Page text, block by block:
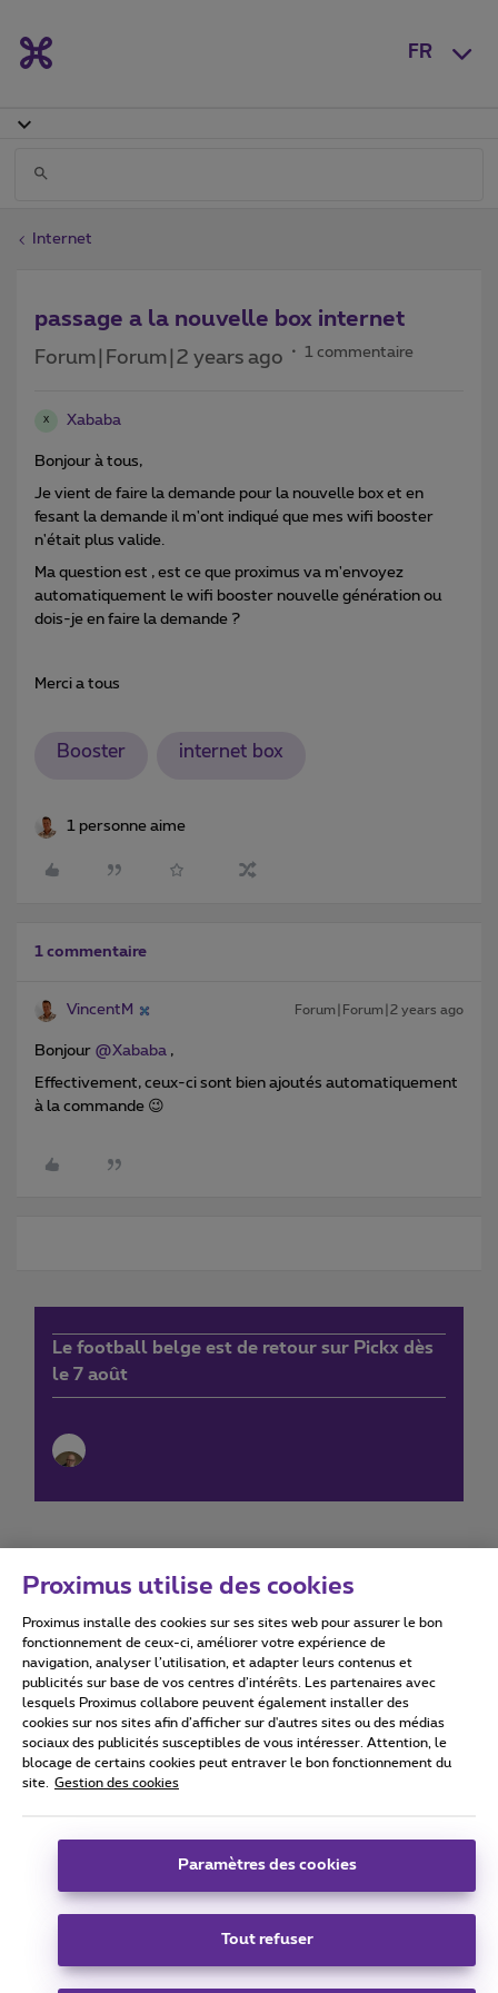
FR
Internet
passage a la nouvelle box internet
Forum|Forum|2 years ago 1 commentaire
X Xababa
Bonjour à tous,
Je vient de faire la demande pour la nouvelle box et en
fesant la demande il m'ont indiqué que mes wifi booster
n'était plus valide.
Ma question est , est ce que proximus va m'envoyez
automatiquement le wifi booster nouvelle génération ou
dois-je en faire la demande ?
Merci a tous
Booster internet box
1 personne aime
1 commentaire
VincentM Forum|Forum|2 years ago
Bonjour @Xababa ,
Effectivement, ceux-ci sont bien ajoutés automatiquement
à la commande 😉
Le football belge est de retour sur Pickx dès
le 7 août
Conditions d'utilisation Accessibility statement
Tous droits réservés. © 2026 Proximus
Conditions générales, info consommateur
Coordonnées de l’entreprise
Boulevard du Roi Albert II 27 - B-1030 Bruxelles.
Proximus utilise des cookies
Proximus installe des cookies sur ses sites web pour assurer le bon
fonctionnement de ceux-ci, améliorer votre expérience de
navigation, analyser l’utilisation, et adapter leurs contenus et
publicités sur base de vos centres d’intérêts. Les partenaires avec
lesquels Proximus collabore peuvent également installer des
cookies sur nos sites afin d’afficher sur d'autres sites ou des médias
sociaux des publicités susceptibles de vous intéresser. Attention, le
blocage de certains cookies peut entraver le bon fonctionnement du
site.
Gestion des cookies
Paramètres des cookies
Tout refuser